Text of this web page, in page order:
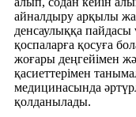
айналдыру арқылы
денсаулыққа пайдасы
қоспаларға қосуға
жоғары деңгейімен
қасиеттерімен
медицинасында
қолданылады.